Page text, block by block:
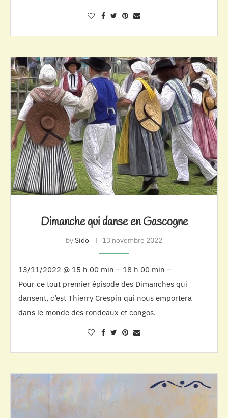
Dimanche qui danse en Gascogne
bySido 13 novembre 2022
13/11/2022 @ 15 h 00 min – 18 h 00 min –
Pour ce tout premier épisode des Dimanches qui
dansent, c’est Thierry Crespin qui nous emportera
dans le monde des rondeaux et congos.